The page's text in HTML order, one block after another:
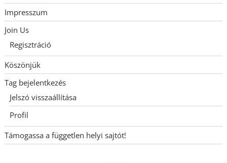
Impresszum
Join Us
Regisztráció
Köszönjük
Tag bejelentkezés
Jelszó visszaállítása
Profil
Támogassa a független helyi sajtót!